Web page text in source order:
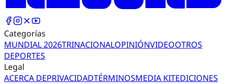
Categorías
MUNDIAL 2026TRINACIONALOPINIÓNVIDEOOTROS
DEPORTES
Legal
ACERCA DEPRIVACIDADTÉRMINOSMEDIA KITEDICIONES